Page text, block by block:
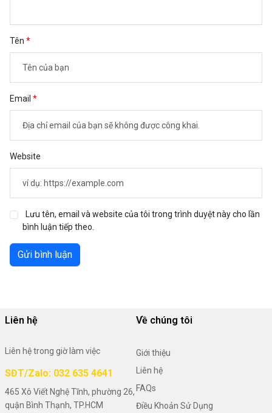
Tên
Email
Website
Lưu tên, email và website của tôi trong trình duyệt này cho lần
bình luận tiếp theo.
Gửi bình luận
Liên hệ
Liên hệ trong giờ làm việc
SĐT/Zalo: 032 635 4641
465 Xô Viết Nghệ Tĩnh, phường 26,
quận Bình Thạnh, TP.HCM
Về chúng tôi
Giới thiệu
Liên hệ
FAQs
Điều Khoản Sử Dụng